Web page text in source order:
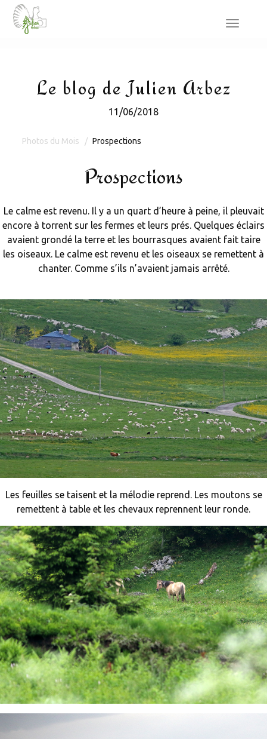
Toggle
Le blog de Julien Arbez
11/06/2018
Photos du Mois Prospections
Prospections
Le calme est revenu. Il y a un quart d’heure à peine, il pleuvait
encore à torrent sur les fermes et leurs prés. Quelques éclairs
avaient grondé la terre et les bourrasques avaient fait taire
les oiseaux. Le calme est revenu et les oiseaux se remettent à
chanter. Comme s’ils n’avaient jamais arrêté.
Les feuilles se taisent et la mélodie reprend. Les moutons se
remettent à table et les chevaux reprennent leur ronde.